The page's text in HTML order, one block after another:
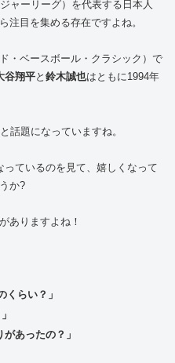
ャーリーグ）を代表する日本人
注目を集める存在ですよね。
・ベースボール・クラシック）で
谷翔平と 鈴木誠也はともに1994年
話題になっていますね。
ているのを見て、嬉しくなって
か?
ありますよね！
くらい？」
あったの？」